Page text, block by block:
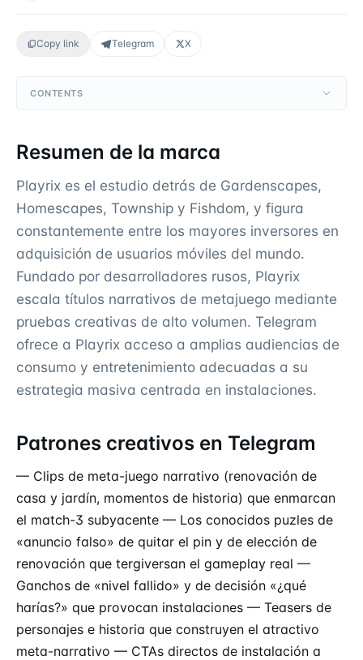
Copy link Telegram X
CONTENTS
Resumen de la marca
Playrix es el estudio detrás de Gardenscapes,
Homescapes, Township y Fishdom, y figura
constantemente entre los mayores inversores en
adquisición de usuarios móviles del mundo.
Fundado por desarrolladores rusos, Playrix
escala títulos narrativos de metajuego mediante
pruebas creativas de alto volumen. Telegram
ofrece a Playrix acceso a amplias audiencias de
consumo y entretenimiento adecuadas a su
estrategia masiva centrada en instalaciones.
Patrones creativos en Telegram
— Clips de meta-juego narrativo (renovación de
casa y jardín, momentos de historia) que enmarcan
el match-3 subyacente — Los conocidos puzles de
«anuncio falso» de quitar el pin y de elección de
renovación que tergiversan el gameplay real —
Ganchos de «nivel fallido» y de decisión «¿qué
harías?» que provocan instalaciones — Teasers de
personajes e historia que construyen el atractivo
meta-narrativo — CTAs directos de instalación a